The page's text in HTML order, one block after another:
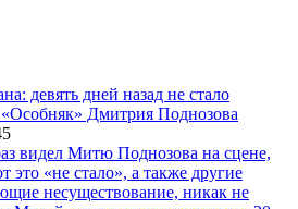
девять дней назад не стало
«Особняк» Дмитрия Поднозова
видел Митю Поднозова на сцене,
это «не стало», а также другие
несуществование, никак не